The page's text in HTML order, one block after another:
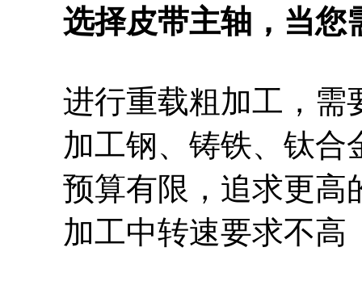
选择皮带主轴，当您
进行重载粗加工，需
加工钢、铸铁、钛合
预算有限，追求更高
加工中转速要求不高